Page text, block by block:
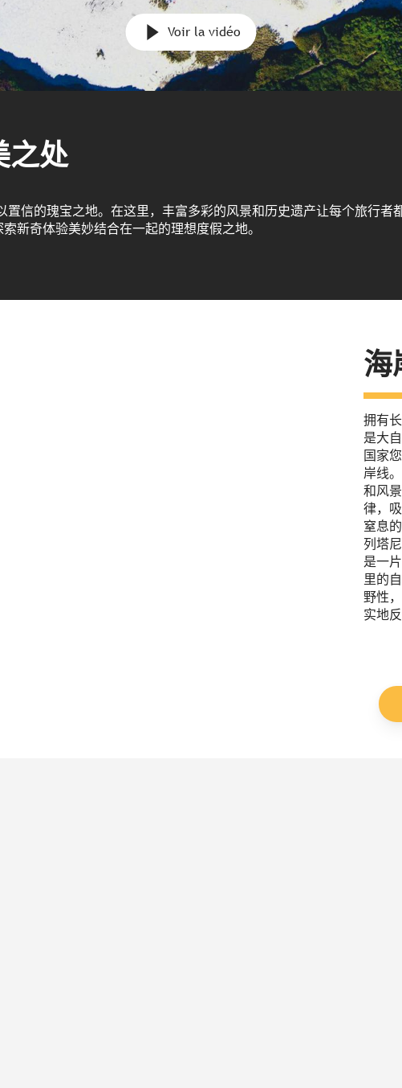
Voir la vidéo
之处
信的瑰宝之地。在这里，丰富多彩的风景和历史遗产让每个旅行者
新奇体验美妙结合在一起的理想度假之地。
海
拥有
是大
国家
岸线
和风
律，
窒息
列塔
是一
里的
野性
实地